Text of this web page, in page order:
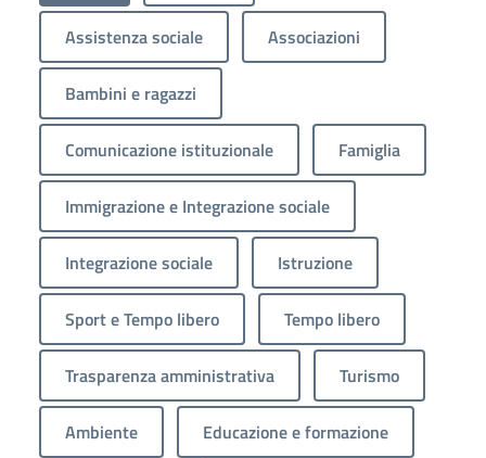
Assistenza sociale Associazioni
Bambini e ragazzi
Comunicazione istituzionale Famiglia
Immigrazione e Integrazione sociale
Integrazione sociale Istruzione
Sport e Tempo libero Tempo libero
Trasparenza amministrativa Turismo
Ambiente Educazione e formazione